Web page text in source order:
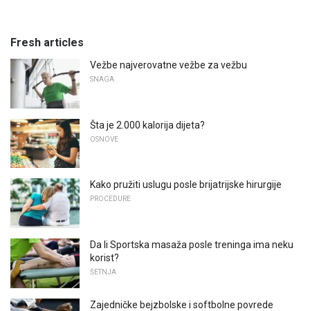
Fresh articles
Vežbe najverovatne vežbe za vežbu
SNAGA
Šta je 2.000 kalorija dijeta?
OSNOVE
Kako pružiti uslugu posle brijatrijske hirurgije
PROCEDURE
Da li Sportska masaža posle treninga ima neku
korist?
ŠETNJA
Zajedničke bejzbolske i softbolne povrede